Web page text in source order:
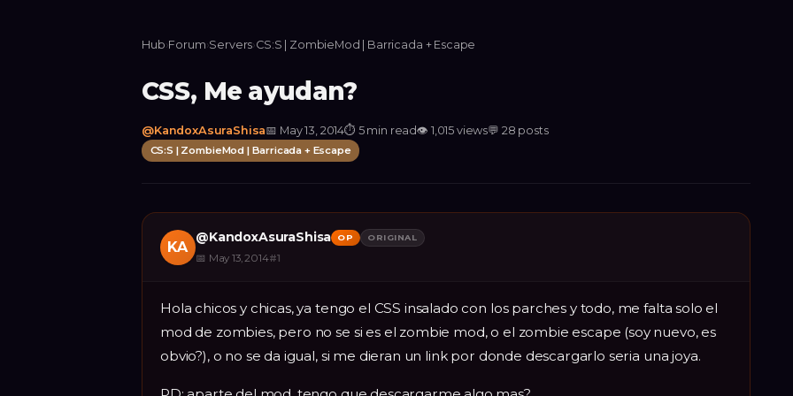
Hub›Forum›Servers›CS:S | ZombieMod | Barricada + Escape
CSS, Me ayudan?
@KandoxAsuraShisa📅 May 13, 2014⏱ 5 min read👁 1,015 views💬 28 posts
CS:S | ZombieMod | Barricada + Escape
KA
@KandoxAsuraShisa OP ORIGINAL
📅 May 13, 2014#1
Hola chicos y chicas, ya tengo el CSS insalado con los parches y todo, me falta solo el
mod de zombies, pero no se si es el zombie mod, o el zombie escape (soy nuevo, es
obvio?), o no se da igual, si me dieran un link por donde descargarlo seria una joya.